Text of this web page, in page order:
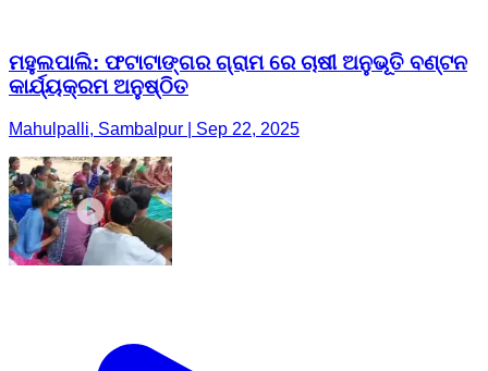
ମହୁଲପାଲି: ଫଟାଟାଙ୍ଗର ଗ୍ରାମ ରେ ଚାଷୀ ଅନୁଭୂତି ବଣ୍ଟନ
କାର୍ଯ୍ୟକ୍ରମ ଅନୁଷ୍ଠିତ
Mahulpalli, Sambalpur | Sep 22, 2025